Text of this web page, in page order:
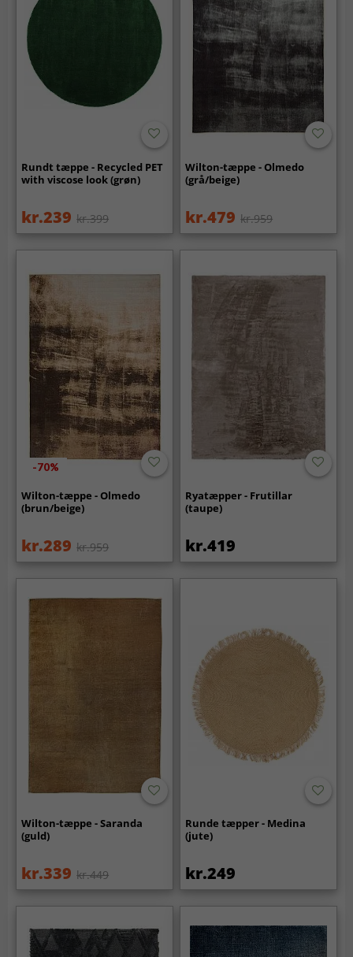
Rundt tæppe - Recycled PET
with viscose look (grøn)
kr.239 kr.399
Wilton-tæppe - Olmedo
(grå/beige)
kr.479 kr.959
-70%
Wilton-tæppe - Olmedo
(brun/beige)
kr.289 kr.959
Ryatæpper - Frutillar
(taupe)
kr.419
Wilton-tæppe - Saranda
(guld)
kr.339 kr.449
Runde tæpper - Medina
(jute)
kr.249